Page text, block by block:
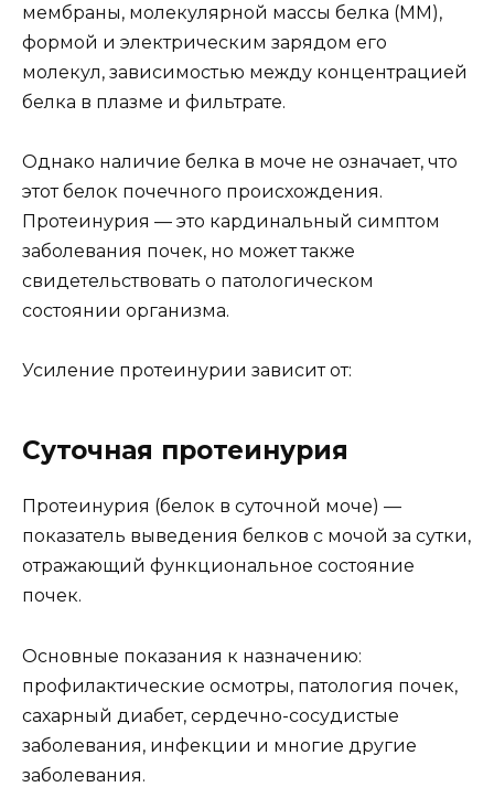
мембраны, молекулярной массы белка (ММ),
формой и электрическим зарядом его
молекул, зависимостью между концентрацией
белка в плазме и фильтрате.
Однако наличие белка в моче не означает, что
этот белок почечного происхождения.
Протеинурия — это кардинальный симптом
заболевания почек, но может также
свидетельствовать о патологическом
состоянии организма.
Усиление протеинурии зависит от:
Суточная протеинурия
Протеинурия (белок в суточной моче) —
показатель выведения белков с мочой за сутки,
отражающий функциональное состояние
почек.
Основные показания к назначению:
профилактические осмотры, патология почек,
сахарный диабет, сердечно-сосудистые
заболевания, инфекции и многие другие
заболевания.